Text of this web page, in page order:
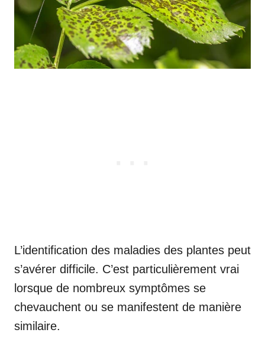
L’identification des maladies des plantes peut
s’avérer difficile. C’est particulièrement vrai
lorsque de nombreux symptômes se
chevauchent ou se manifestent de manière
similaire.